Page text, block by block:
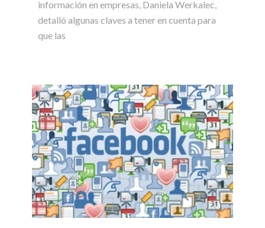
información en empresas, Daniela Werkalec,
detalló algunas claves a tener en cuenta para
que las